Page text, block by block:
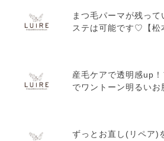
まつ毛パーマが残っ
ステは可能です♡【松
産毛ケアで透明感up
でワントーン明るい
ずっとお直し(リペア)